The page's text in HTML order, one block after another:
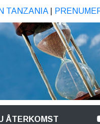
TANZANIA|
ÅTERKOMST